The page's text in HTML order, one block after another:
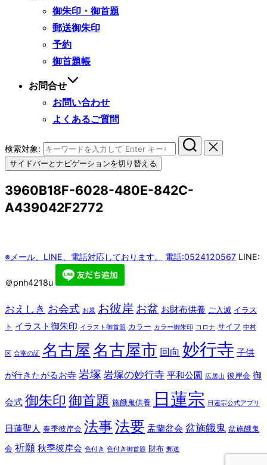
御朱印・御首題
郵送御朱印
予約
御首題帳
お問合せ
お問い合わせ
よくあるご質問
検索対象:
サイドバーとナビゲーションを切り替える
3960B18F-6028-480E-842C-
A439042F2772
※メール、LINE、電話対応しております。 電話:0524120567 LINE:
＠pnh4218u
おえしき お会式 お墓 お彼岸 お盆 お財布供養 ご入滅 イラス
ト イラスト御朱印 イラスト御首題 カラー カラー御朱印 コロナ サイフ 中村
区 合掌の証 名古屋名古屋市 回向 妙行寺 子供
が行きたがるお寺 岩塚 岩塚の妙行寺 平和公園 広居山 彼岸会 御
会式 御朱印 御首題 施餓鬼供養 日蓮宗 日蓮宗公式アプリ
日蓮聖人 春季彼岸会 法事法要 盂蘭盆会 盆施餓鬼 盆施餓鬼
会 祈願 秋季彼岸会 色付き 色付き御首題 財布 郵送